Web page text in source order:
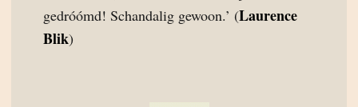
gedróómd! Schandalig gewoon.’ (Laurence
Blik)